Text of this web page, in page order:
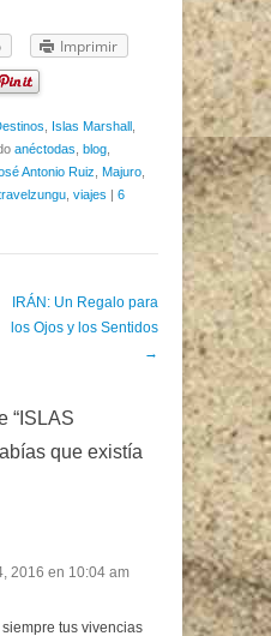
Imprimir
Islas Marshall
anéctodas blog
Antonio Ruiz Majuro
viajes | 6
IRÁN: Un Regalo para
los Ojos y los Sentidos
→
“ ISLAS
que existía
2016 en 10:04 am
tus vivencias